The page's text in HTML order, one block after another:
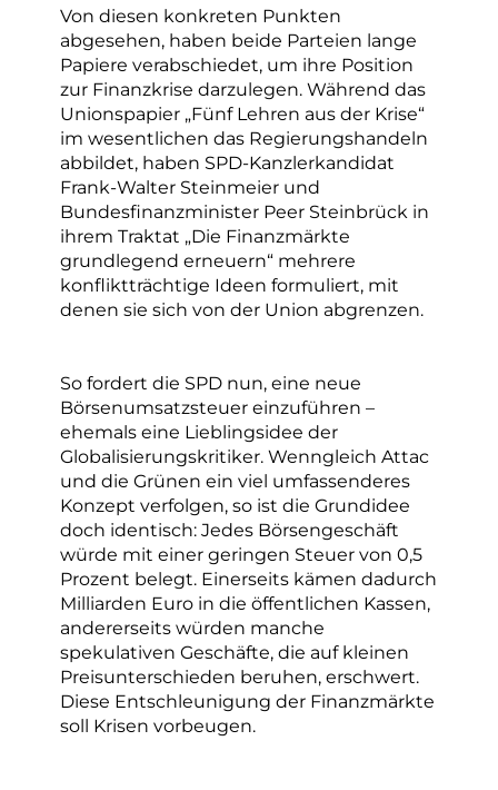
Von diesen konkreten Punkten
abgesehen, haben beide Parteien lange
Papiere verabschiedet, um ihre Position
zur Finanzkrise darzulegen. Während das
Unionspapier „Fünf Lehren aus der Krise“
im wesentlichen das Regierungshandeln
abbildet, haben SPD-Kanzlerkandidat
Frank-Walter Steinmeier und
Bundesfinanzminister Peer Steinbrück in
ihrem Traktat „Die Finanzmärkte
grundlegend erneuern“ mehrere
konfliktträchtige Ideen formuliert, mit
denen sie sich von der Union abgrenzen.
So fordert die SPD nun, eine neue
Börsenumsatzsteuer einzuführen –
ehemals eine Lieblingsidee der
Globalisierungskritiker. Wenngleich Attac
und die Grünen ein viel umfassenderes
Konzept verfolgen, so ist die Grundidee
doch identisch: Jedes Börsengeschäft
würde mit einer geringen Steuer von 0,5
Prozent belegt. Einerseits kämen dadurch
Milliarden Euro in die öffentlichen Kassen,
andererseits würden manche
spekulativen Geschäfte, die auf kleinen
Preisunterschieden beruhen, erschwert.
Diese Entschleunigung der Finanzmärkte
soll Krisen vorbeugen.